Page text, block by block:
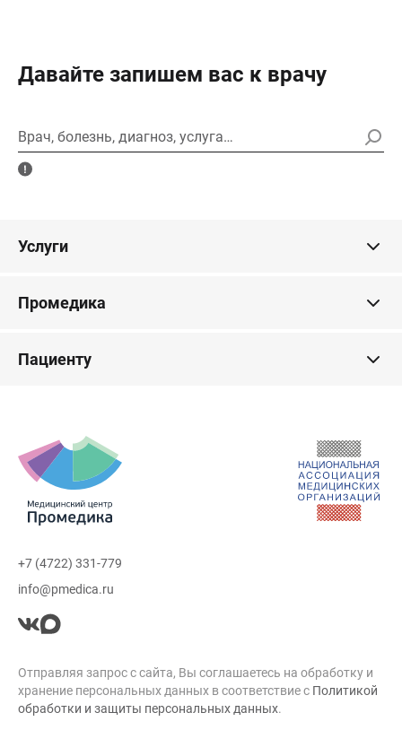
Давайте запишем вас к врачу
Врач, болезнь, диагноз, услуга…
Услуги
Промедика
Пациенту
+7 (4722) 331-779
info@pmedica.ru
Отправляя запрос с сайта, Вы соглашаетесь на обработку и
хранение персональных данных в соответствие с Политикой
обработки и защиты персональных данных.